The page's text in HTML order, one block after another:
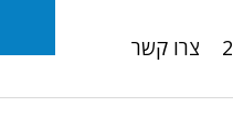
צרו קשר